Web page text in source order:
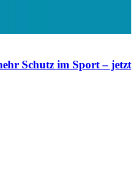
Schutz im Sport – jetzt